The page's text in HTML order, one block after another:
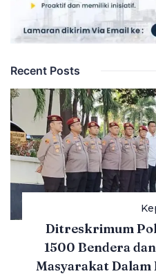
Recent Posts
Ditreskrimum
1500 Bendera
Masyarakat Dalam